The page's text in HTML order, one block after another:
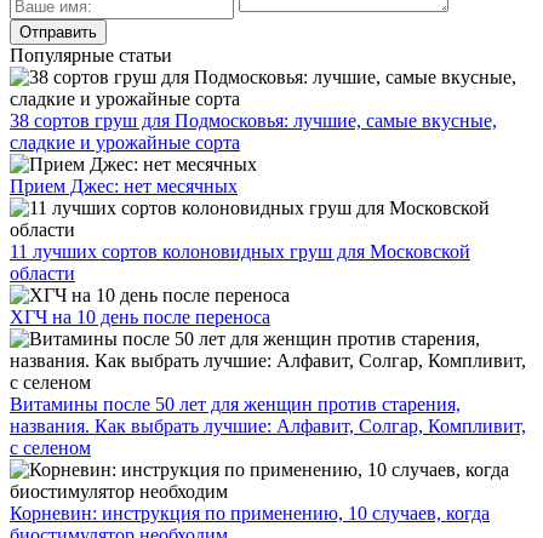
Популярные статьи
38 сортов груш для Подмосковья: лучшие, самые вкусные,
сладкие и урожайные сорта
Прием Джес: нет месячных
11 лучших сортов колоновидных груш для Московской
области
ХГЧ на 10 день после переноса
Витамины после 50 лет для женщин против старения,
названия. Как выбрать лучшие: Алфавит, Солгар, Компливит,
с селеном
Корневин: инструкция по применению, 10 случаев, когда